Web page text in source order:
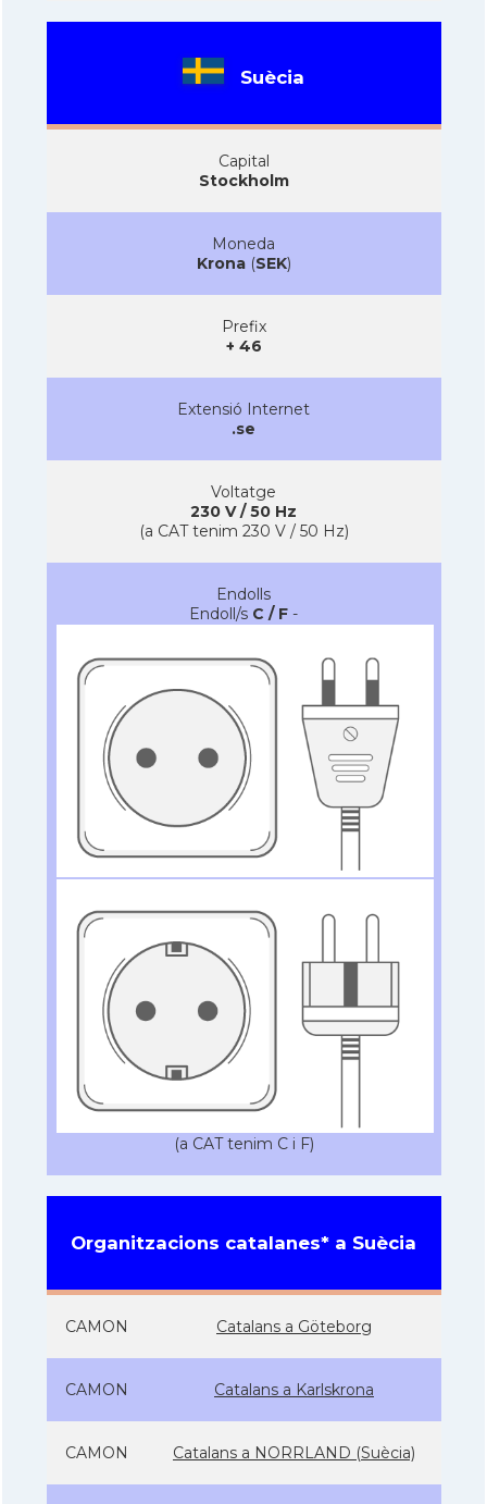
Suècia
Capital
Stockholm
Moneda
Krona(SEK)
Prefix
+ 46
Extensió Internet
.se
Voltatge
230 V / 50 Hz
(a CAT tenim 230 V / 50 Hz)
Endolls
Endoll/s C / F -
(a CAT tenim C i F)
Organitzacions catalanes* a Suècia
CAMON Catalans a Göteborg
CAMON Catalans a Karlskrona
CAMON Catalans a NORRLAND (Suècia)